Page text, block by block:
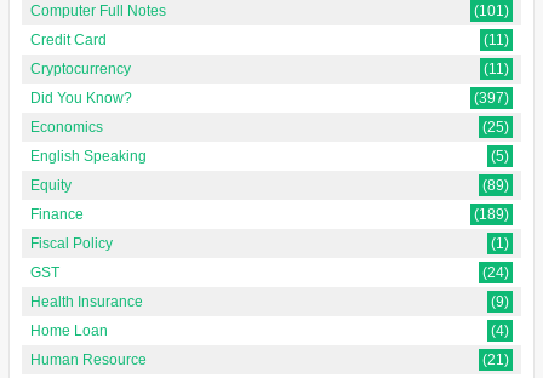
Computer Full Notes
(101)
Credit Card
(11)
Cryptocurrency
(11)
Did You Know?
(397)
Economics
(25)
English Speaking
(5)
Equity
(89)
Finance
(189)
Fiscal Policy
(1)
GST
(24)
Health Insurance
(9)
Home Loan
(4)
Human Resource
(21)